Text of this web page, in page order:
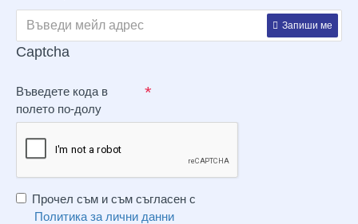
Запиши ме
Captcha
Въведете кода в
полето по-долу
Прочел съм и съм съгласен с
Политика за лични данни